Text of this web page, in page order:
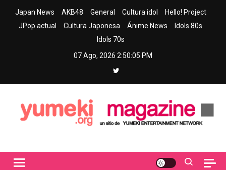
Japan News AKB48 General Cultura idol
Hello! Project
JPop actual
Cultura Japonesa Ánime News
Idols 80s
Idols 70s
07 Ago, 2026 2:50:06 PM